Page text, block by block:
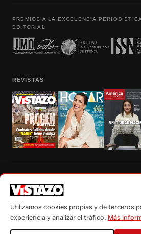
PREMIOS A LA EXCELENCIA
EDITORIAL
REVISTAS
autorización escrita de su titular, de todos los
Utilizamos cookies propias y de terceros
experiencia y analizar el tráfico. Más